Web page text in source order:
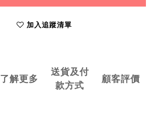
加入追蹤清單
了解更多
送貨及付
款方式
顧客評價